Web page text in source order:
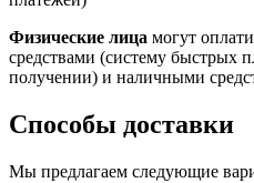
Физические лица могут
средствами (систему быстрых
получении) и наличными
Способы доставки
Мы предлагаем следующие